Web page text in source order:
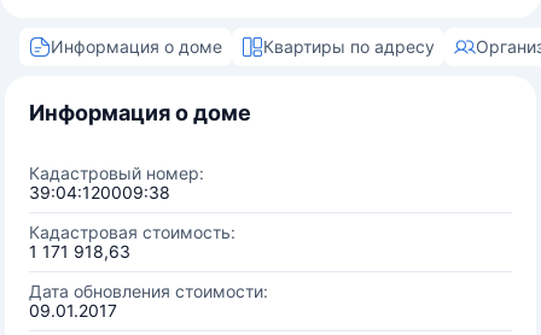
Информация о доме Квартиры по адресу
Информация о доме
Кадастровый номер:
39:04:120009:38
Кадастровая стоимость:
1 171 918,63
Дата обновления стоимости:
09.01.2017